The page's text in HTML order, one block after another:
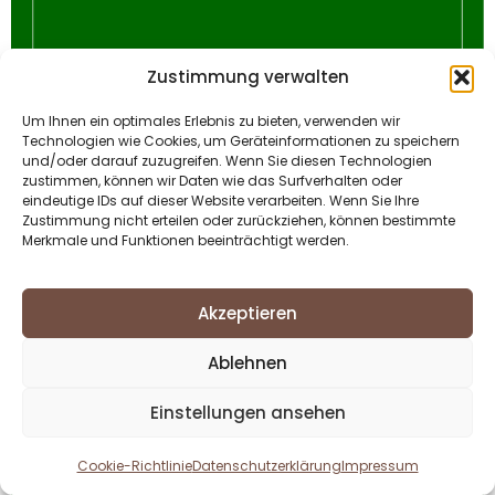
Zustimmung verwalten
Um Ihnen ein optimales Erlebnis zu bieten, verwenden wir
Technologien wie Cookies, um Geräteinformationen zu speichern
und/oder darauf zuzugreifen. Wenn Sie diesen Technologien
zustimmen, können wir Daten wie das Surfverhalten oder
eindeutige IDs auf dieser Website verarbeiten. Wenn Sie Ihre
Zustimmung nicht erteilen oder zurückziehen, können bestimmte
Merkmale und Funktionen beeinträchtigt werden.
Akzeptieren
Ablehnen
Einstellungen ansehen
Cookie-RichtlinieDatenschutzerklärungImpressum
Deutsch